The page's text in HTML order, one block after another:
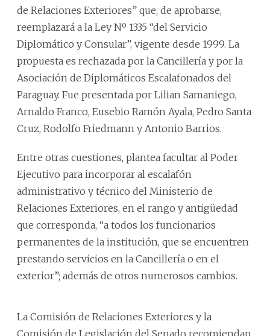
de Relaciones Exteriores” que, de aprobarse,
reemplazará a la Ley Nº 1335 “del Servicio
Diplomático y Consular”, vigente desde 1999. La
propuesta es rechazada por la Cancillería y por la
Asociación de Diplomáticos Escalafonados del
Paraguay. Fue presentada por Lilian Samaniego,
Arnaldo Franco, Eusebio Ramón Ayala, Pedro Santa
Cruz, Rodolfo Friedmann y Antonio Barrios.
Entre otras cuestiones, plantea facultar al Poder
Ejecutivo para incorporar al escalafón
administrativo y técnico del Ministerio de
Relaciones Exteriores, en el rango y antigüedad
que corresponda, “a todos los funcionarios
permanentes de la institución, que se encuentren
prestando servicios en la Cancillería o en el
exterior”; además de otros numerosos cambios.
La Comisión de Relaciones Exteriores y la
Comisión de Legislación del Senado recomiendan